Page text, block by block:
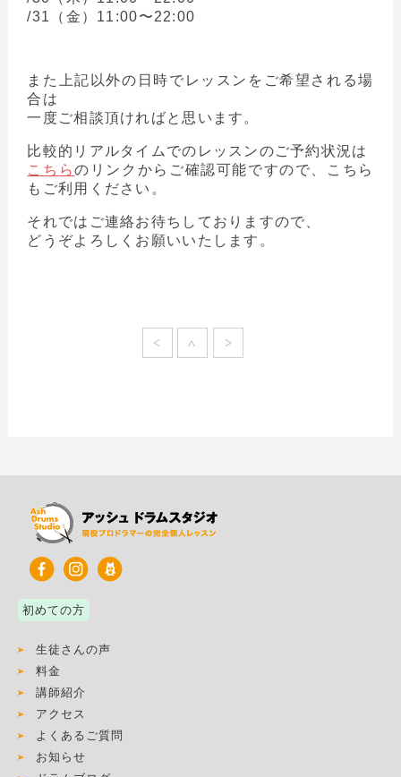
/31（金）11:00〜22:00
また上記以外の日時でレッスンをご希望される場
合は
一度ご相談頂ければと思います。
比較的リアルタイムでのレッスンのご予約状況は
こちらのリンクからご確認可能ですので、こちら
もご利用ください。
それではご連絡お待ちしておりますので、
どうぞよろしくお願いいたします。
初めての方
生徒さんの声
料金
講師紹介
アクセス
よくあるご質問
お知らせ